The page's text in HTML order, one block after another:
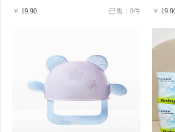
￥ 19.90 已售：0件
￥